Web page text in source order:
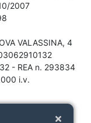
2007
VALASSINA, 4
- REA n. 293834
i.v.